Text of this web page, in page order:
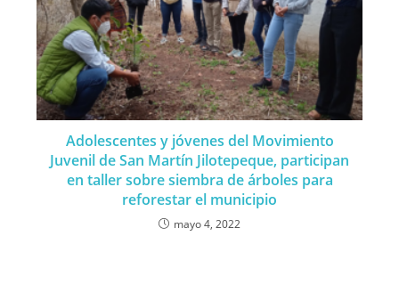
Adolescentes y jóvenes del Movimiento
Juvenil de San Martín Jilotepeque, participan
en taller sobre siembra de árboles para
reforestar el municipio
mayo 4, 2022